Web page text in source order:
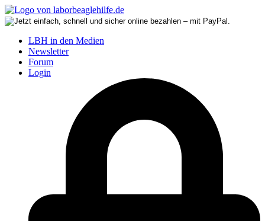
LBH in den Medien
Newsletter
Forum
Login